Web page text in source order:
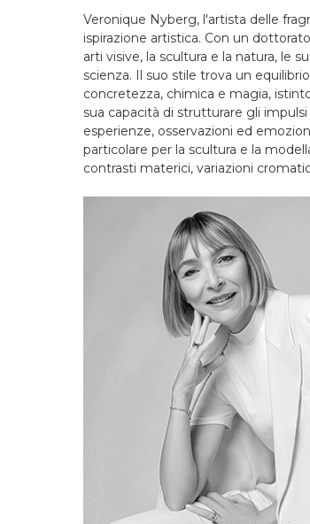
Veronique Nyberg, l'artista delle
ispirazione artistica. Con un
arti visive, la scultura e la natura, le
scienza. Il suo stile trova un
concretezza, chimica e magia,
sua capacità di strutturare gli
esperienze, osservazioni ed
particolare per la scultura e la
contrasti materici, variazioni